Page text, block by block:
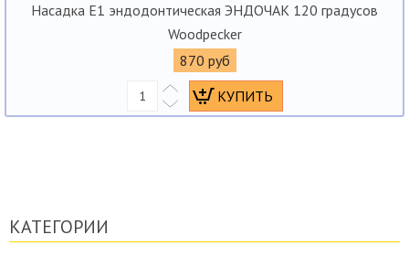
Насадка E1 эндодонтическая ЭНДОЧАК 120 градусов
Woodpecker
870 руб
КАТЕГОРИИ